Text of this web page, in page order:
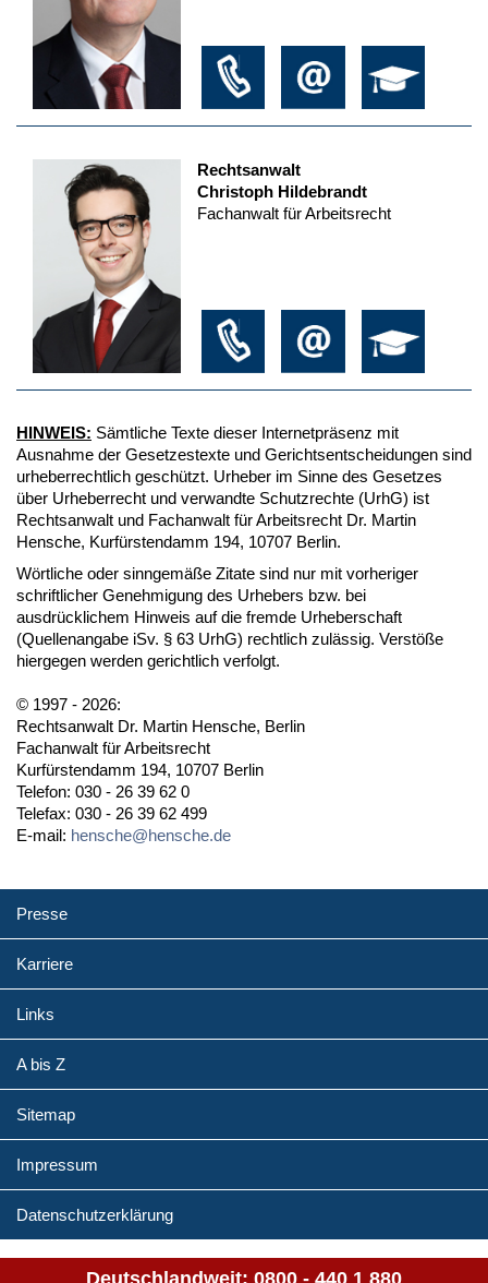
Rechtsanwalt
Christoph Hildebrandt
Fachanwalt für Arbeitsrecht
HINWEIS: Sämtliche Texte dieser Internetpräsenz mit
Ausnahme der Gesetzestexte und Gerichtsentscheidungen sind
urheberrechtlich geschützt. Urheber im Sinne des Gesetzes
über Urheberrecht und verwandte Schutzrechte (UrhG) ist
Rechtsanwalt und Fachanwalt für Arbeitsrecht Dr. Martin
Hensche, Kurfürstendamm 194, 10707 Berlin.
Wörtliche oder sinngemäße Zitate sind nur mit vorheriger
schriftlicher Genehmigung des Urhebers bzw. bei
ausdrücklichem Hinweis auf die fremde Urheberschaft
(Quellenangabe iSv. § 63 UrhG) rechtlich zulässig. Verstöße
hiergegen werden gerichtlich verfolgt.
© 1997 - 2026:
Rechtsanwalt Dr. Martin Hensche, Berlin
Fachanwalt für Arbeitsrecht
Kurfürstendamm 194, 10707 Berlin
Telefon: 030 - 26 39 62 0
Telefax: 030 - 26 39 62 499
E-mail: hensche@hensche.de
Presse
Karriere
Links
A bis Z
Sitemap
Impressum
Datenschutzerklärung